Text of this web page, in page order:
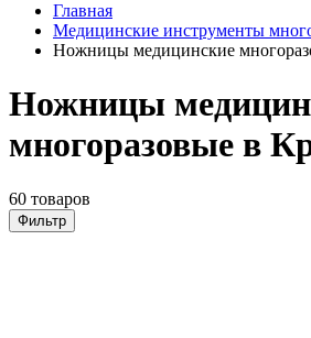
Главная
Медицинские инструменты
Ножницы медицинские
Ножницы
многоразовые в
60 товаров
Фильтр